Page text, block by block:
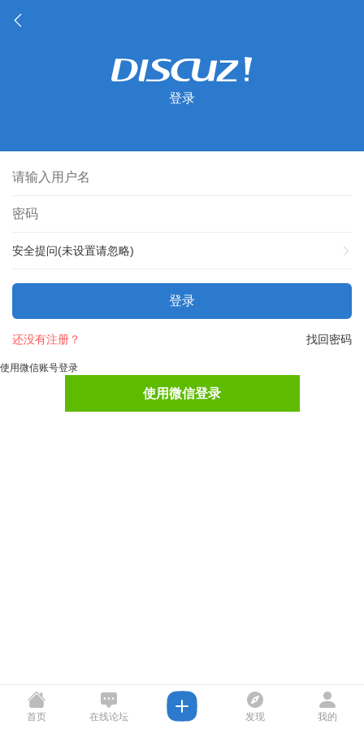
登录
安全提问(未设置请忽略)
登录
找回密码
还没有注册？
使用微信账号登录
使用微信登录
首页 在线论坛 发现 我的